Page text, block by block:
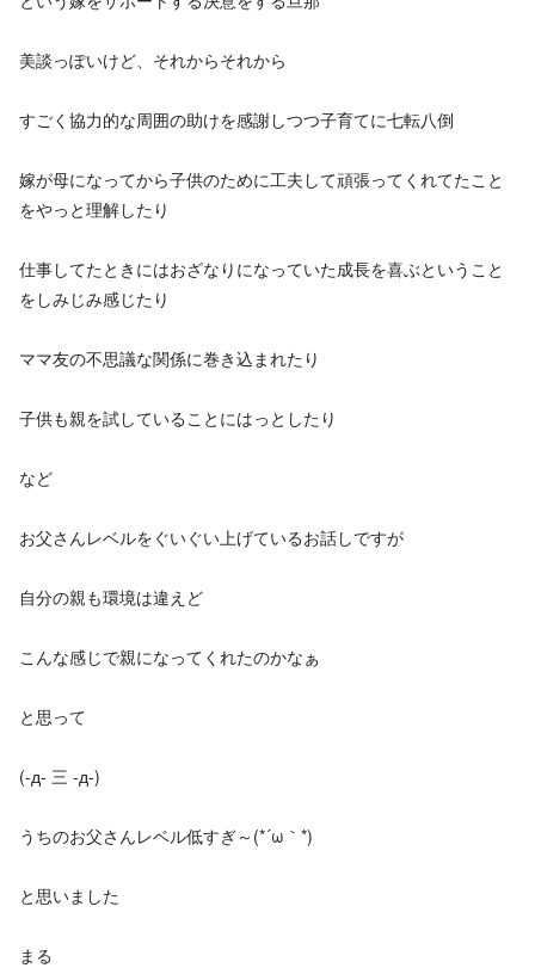
美談っぽいけど、それからそれから
すごく協力的な周囲の助けを感謝しつつ子育てに七転八倒
嫁が母になってから子供のために工夫して頑張ってくれてたこと
をやっと理解したり
仕事してたときにはおざなりになっていた成長を喜ぶということ
をしみじみ感じたり
ママ友の不思議な関係に巻き込まれたり
子供も親を試していることにはっとしたり
など
お父さんレベルをぐいぐい上げているお話しですが
自分の親も環境は違えど
こんな感じで親になってくれたのかなぁ
と思って
(-д- 三 -д-)
うちのお父さんレベル低すぎ～(*´ω｀*)
と思いました
まる